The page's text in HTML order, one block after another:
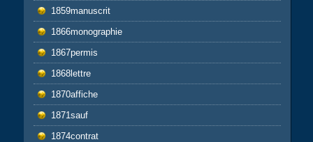
1859manuscrit
1866monographie
1867permis
1868lettre
1870affiche
1871sauf
1874contrat